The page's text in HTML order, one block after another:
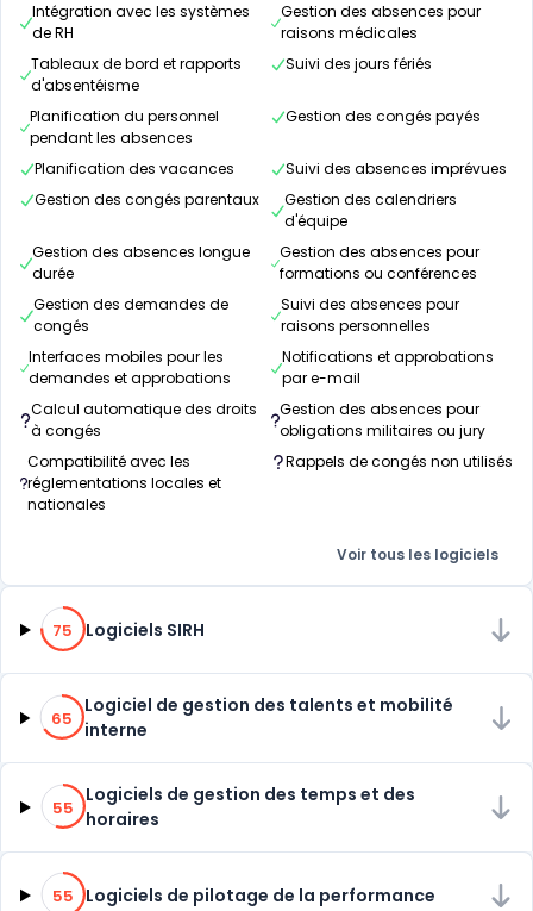
Intégration avec les systèmes
de RH
Gestion des absences pour
raisons médicales
Tableaux de bord et rapports
d'absentéisme
Suivi des jours fériés
Planification du personnel
pendant les absences
Gestion des congés payés
Planification des vacances
Suivi des absences imprévues
Gestion des congés parentaux
Gestion des calendriers
d'équipe
Gestion des absences longue
durée
Gestion des absences pour
formations ou conférences
Gestion des demandes de
congés
Suivi des absences pour
raisons personnelles
Interfaces mobiles pour les
demandes et approbations
Notifications et approbations
par e-mail
Calcul automatique des droits
à congés
Gestion des absences pour
obligations militaires ou jury
Compatibilité avec les
réglementations locales et
nationales
Rappels de congés non utilisés
Voir tous les logiciels
75% de compatibilité
75 Logiciels SIRH
65% de compatibilité
65
Logiciel de gestion des talents et mobilité
interne
55% de compatibilité
55
Logiciels de gestion des temps et des
horaires
55% de compatibilité
55 Logiciels de pilotage de la performance